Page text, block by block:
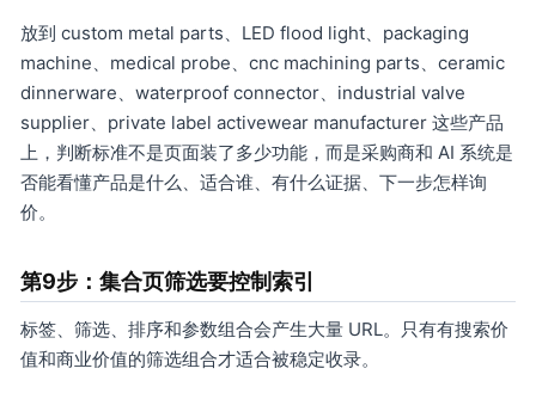
放到 custom metal parts、LED flood light、packaging
machine、medical probe、cnc machining parts、ceramic
dinnerware、waterproof connector、industrial valve
supplier、private label activewear manufacturer 这些产品
上，判断标准不是页面装了多少功能，而是采购商和 AI 系统是
否能看懂产品是什么、适合谁、有什么证据、下一步怎样询
价。
第9步：集合页筛选要控制索引
标签、筛选、排序和参数组合会产生大量 URL。只有有搜索价
值和商业价值的筛选组合才适合被稳定收录。